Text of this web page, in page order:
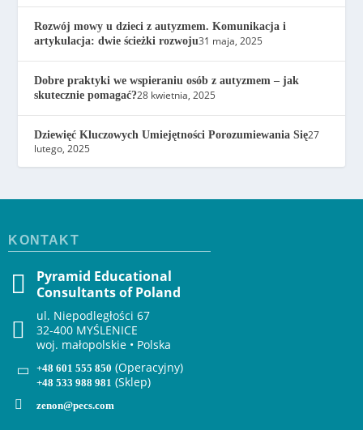
Rozwój mowy u dzieci z autyzmem. Komunikacja i
artykulacja: dwie ścieżki rozwoju31 maja, 2025
Dobre praktyki we wspieraniu osób z autyzmem – jak
skutecznie pomagać?28 kwietnia, 2025
Dziewięć Kluczowych Umiejętności Porozumiewania Się27
lutego, 2025
KONTAKT
Pyramid Educational
Consultants of Poland
ul. Niepodległości 67
32-400 MYŚLENICE
woj. małopolskie • Polska
+48 601 555 850 (Operacyjny)
+48 533 988 981 (Sklep)
zenon@pecs.com